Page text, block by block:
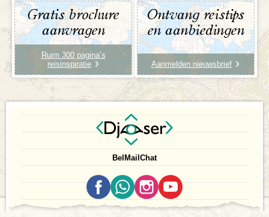
Gratis brochure
aanvragen
Ruim 300 pagina’s
reisinspiratie
Ontvang reistips
en aanbiedingen
Aanmelden nieuwsbrief
Bel Mail Chat